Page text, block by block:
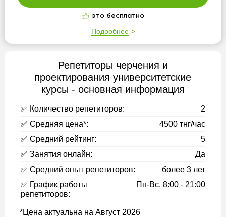
это бесплатно
Подробнее
Репетиторы черчения и
проектирования университетские
курсы - основная информация
✅ Количество репетиторов:
2
✅ Средняя цена*:
4500 тнг/час
✅ Средний рейтинг:
5
✅ Занятия онлайн:
Да
✅ Средний опыт репетиторов:
более 3 лет
✅ График работы
репетиторов:
Пн-Вс, 8:00 - 21:00
*Цена актуальна на Август 2026